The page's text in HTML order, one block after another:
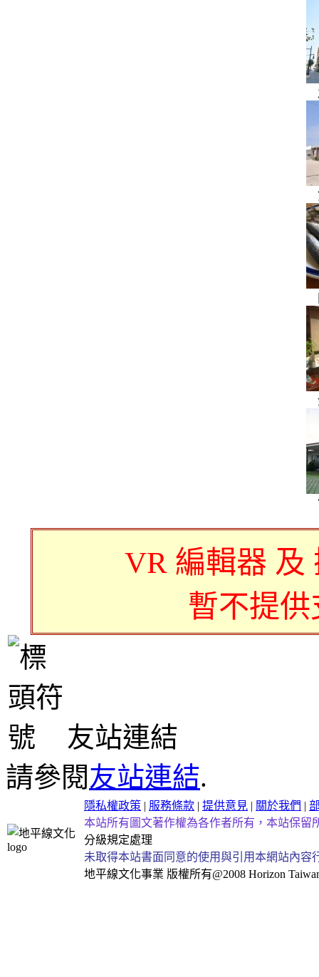
VR 編輯器 及
暫不提
友站連結
請參閱友站連結.
隱私權政策 | 服務條款 | 提供意見 | 關於我們 |
本站所有圖文著作權為各作者所有，本站保留
分級規定處理
未取得本站書面同意的使用與引用本網站內
地平線文化事業 版權所有@2008 Horizon